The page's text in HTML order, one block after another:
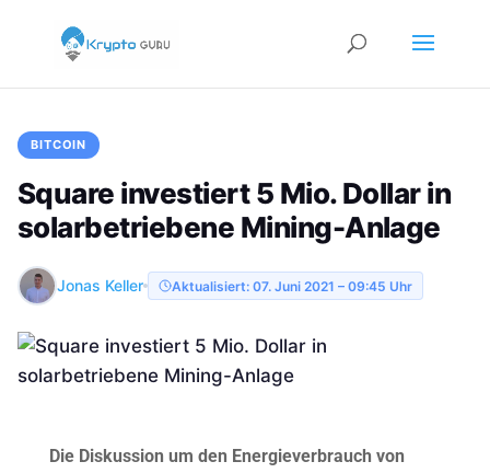
BITCOIN
Square investiert 5 Mio. Dollar in
solarbetriebene Mining-Anlage
Jonas Keller Aktualisiert: 07. Juni 2021 – 09:45 Uhr
Die Diskussion um den Energieverbrauch von